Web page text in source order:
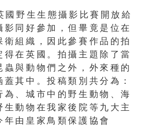
國野生生態攝影比賽開放給
影同好參加，但畢竟是位在
衛組織，因此參賽作品的拍
得在英國。拍攝主題除了當
蟲與動物們之外，外來種的
蓋其中。投稿類別共分為：
為、城市中的野生動物、海
生動物在我家後院等九大主
年由皇家鳥類保護協會